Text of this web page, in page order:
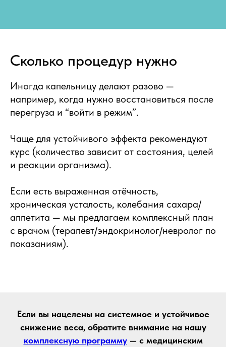
Сколько процедур нужно
Иногда капельницу делают разово —
например, когда нужно восстановиться после
перегруза и “войти в режим”.
Чаще для устойчивого эффекта рекомендуют
курс (количество зависит от состояния, целей
и реакции организма).
Если есть выраженная отёчность,
хроническая усталость, колебания сахара/
аппетита — мы предлагаем комплексный план
с врачом (терапевт/эндокринолог/невролог по
показаниям).
Если вы нацелены на системное и устойчивое
снижение веса, обратите внимание на нашу
комплексную программу— с медицинским